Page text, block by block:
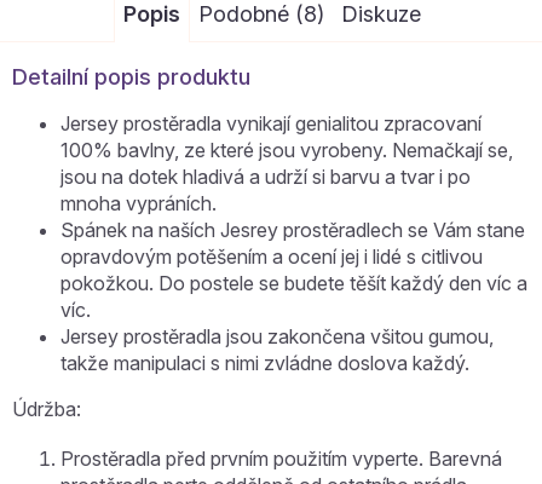
Popis Podobné (8) Diskuze
Detailní popis produktu
Jersey prostěradla vynikají genialitou zpracovaní
100% bavlny, ze které jsou vyrobeny. Nemačkají se,
jsou na dotek hladivá a udrží si barvu a tvar i po
mnoha vypráních.
Spánek na naších Jesrey prostěradlech se Vám stane
opravdovým potěšením a ocení jej i lidé s citlivou
pokožkou. Do postele se budete těšít každý den víc a
víc.
Jersey prostěradla jsou zakončena všitou gumou,
takže manipulaci s nimi zvládne doslova každý.
Údržba:
Prostěradla před prvním použitím vyperte. Barevná